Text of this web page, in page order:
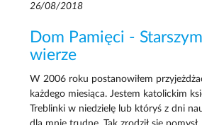
26/08/2018
Dom Pamięci -
wierze
W 2006 roku postanowiłem
każdego miesiąca. Jestem katolickim
Treblinki w niedzielę lub któryś z dni